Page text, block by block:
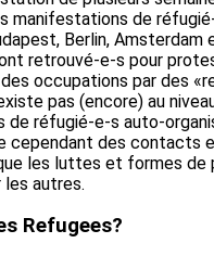
manifestations de
Berlin,
retrouvé-e-s pour
occupations par des
pas (encore) au
de réfugié-e-s auto-
cependant des contacts
les luttes et formes
les autres.
Refugees?